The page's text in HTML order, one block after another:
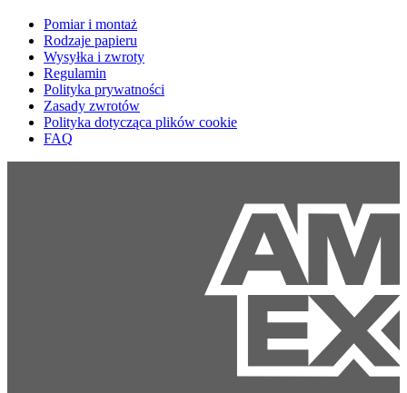
Pomiar i montaż
Rodzaje papieru
Wysyłka i zwroty
Regulamin
Polityka prywatności
Zasady zwrotów
Polityka dotycząca plików cookie
FAQ